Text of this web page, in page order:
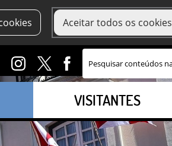
Aceitar todos os cookies
VISITANTES